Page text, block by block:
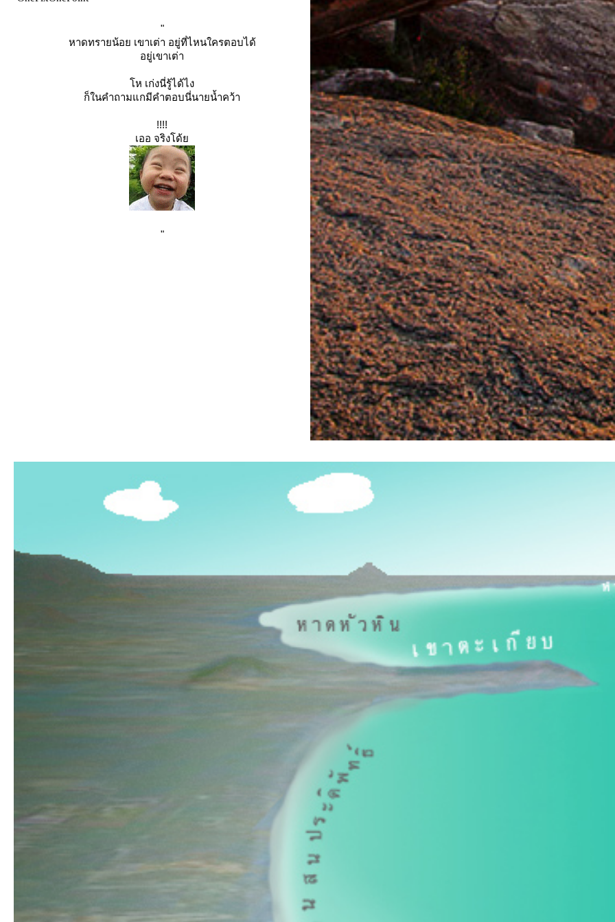
"
หาดทรายน้อย เขาเต่า อยู่ที่ไหนใครตอบได้
อยู่เขาเต่า
ห เก่งนี่รู้ได้ไง
ก็ในคำถามแกมีคำตอบนี่นายน้ำคว้า
!!!!
เออ จริงโด้
"